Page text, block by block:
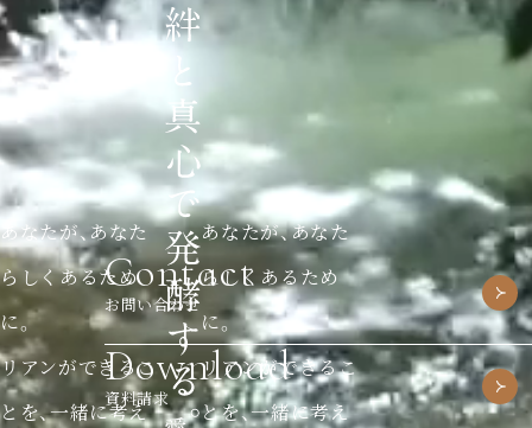
あなたが、あなた
らしくあるため
に。
リアンができるこ
とを、一緒に考え
あなたが、あなた
らしくあるため
に。
リアンができるこ
とを、一緒に考え
Contact
お問い合わせ
Download
資料請求